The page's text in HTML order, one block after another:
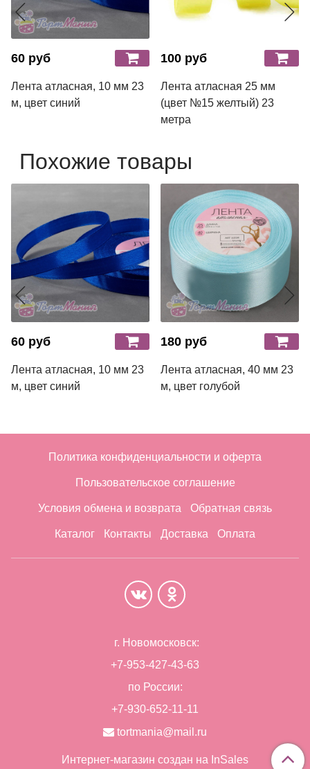
60 руб
Лента атласная, 10 мм 23
м, цвет синий
100 руб
Лента атласная 25 мм
(цвет №15 желтый) 23
метра
Похожие товары
60 руб
Лента атласная, 10 мм 23
м, цвет синий
180 руб
Лента атласная, 40 мм 23
м, цвет голубой
Политика конфиденциальности и оферта
Пользовательское соглашение
Условия обмена и возврата Обратная связь
Каталог Контакты Доставка Оплата
г. Новомосковск:
+7-953-427-43-63
по России:
+7-930-652-11-11
tortmania@mail.ru
Интернет-магазин создан на InSales